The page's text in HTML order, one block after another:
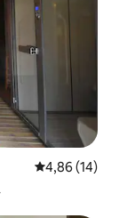
Միջին
4,86 (14)